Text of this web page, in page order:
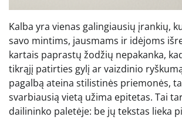
Kalba yra vienas galingiausių įrankių,
savo mintims, jausmams ir idėjoms
kartais paprastų žodžių nepakanka,
tikrąjį patirties gylį ar vaizdinio
pagalbą ateina stilistinės priemonės,
svarbiausią vietą užima epitetas. Tai
dailininko paletėje: be jų tekstas lieka